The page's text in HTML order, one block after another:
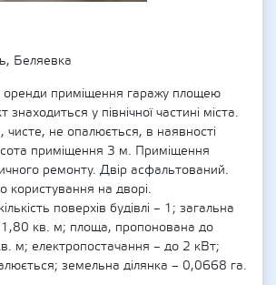
Беляевка
оренди приміщення гаражу площею
у північної частині міста.
чисте, не опалюється, в наявності
приміщення 3 м. Приміщення
ремонту. Двір асфальтований.
користування на дворі.
поверхів будівлі – 1; загальна
кв. м; площа, пропонована до
м; електропостачання – до 2 кВт;
земельна ділянка – 0,0668 га.